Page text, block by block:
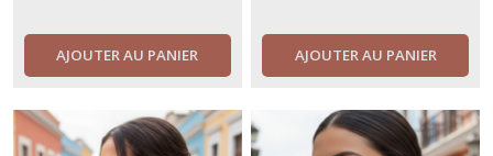
AJOUTER AU PANIER AJOUTER AU PANIER